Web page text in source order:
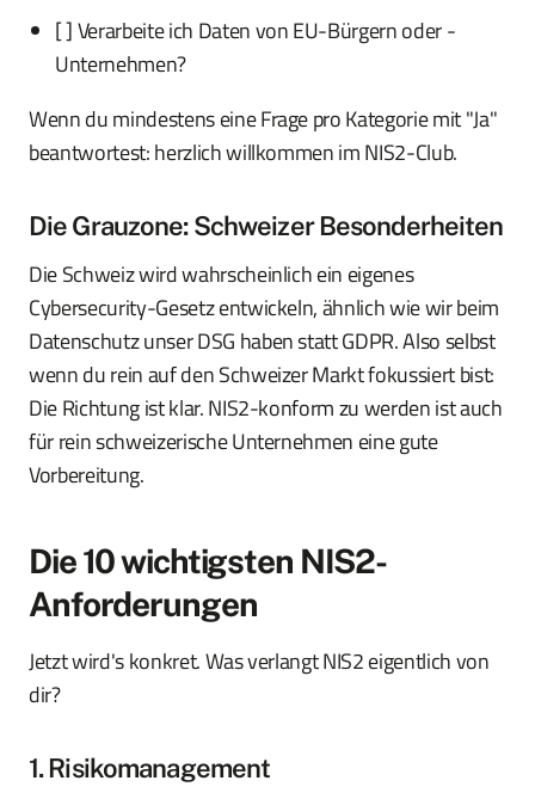
[ ] Verarbeite ich Daten von EU-Bürgern oder -
Unternehmen?
Wenn du mindestens eine Frage pro Kategorie mit "Ja"
beantwortest: herzlich willkommen im NIS2-Club.
Die Grauzone: Schweizer Besonderheiten
Die Schweiz wird wahrscheinlich ein eigenes
Cybersecurity-Gesetz entwickeln, ähnlich wie wir beim
Datenschutz unser DSG haben statt GDPR. Also selbst
wenn du rein auf den Schweizer Markt fokussiert bist:
Die Richtung ist klar. NIS2-konform zu werden ist auch
für rein schweizerische Unternehmen eine gute
Vorbereitung.
Die 10 wichtigsten NIS2-
Anforderungen
Jetzt wird's konkret. Was verlangt NIS2 eigentlich von
dir?
1. Risikomanagement